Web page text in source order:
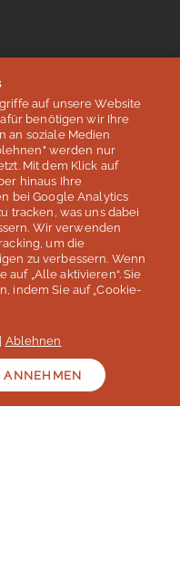
2026” des SZ Instituts
auf unsere Website
benötigen wir Ihre
an soziale Medien
werden nur
Mit dem Klick auf
hinaus Ihre
bei Google Analytics
tracken, was uns dabei
Wir verwenden
um die
zu verbessern. Wenn
auf „Alle aktivieren“. Sie
indem Sie auf „Cookie-
Ablehnen
ANNEHMEN